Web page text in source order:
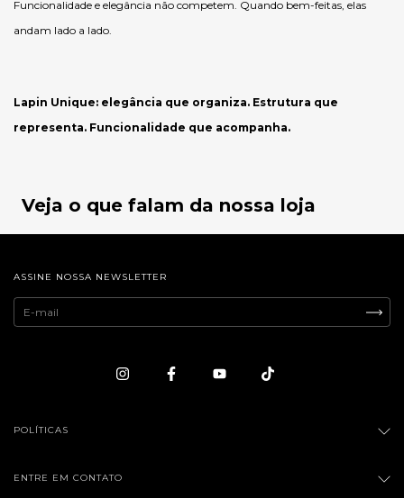
Funcionalidade e elegância não competem. Quando bem-feitas, elas
andam lado a lado.
Lapin Unique: elegância que organiza. Estrutura que
representa. Funcionalidade que acompanha.
Veja o que falam da nossa loja
ASSINE NOSSA NEWSLETTER
POLÍTICAS
ENTRE EM CONTATO